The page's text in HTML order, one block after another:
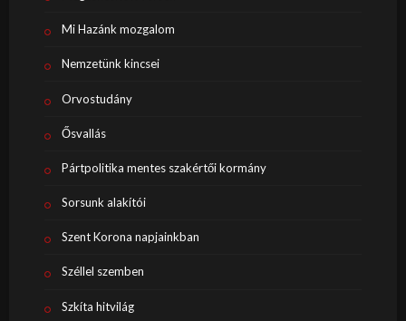
Mi Hazánk mozgalom
Nemzetünk kincsei
Orvostudány
Ősvallás
Pártpolitika mentes szakértői kormány
Sorsunk alakítói
Szent Korona napjainkban
Széllel szemben
Szkíta hitvilág